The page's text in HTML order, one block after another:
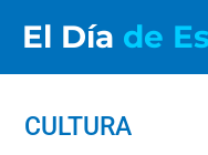
El Día de
CULTURA